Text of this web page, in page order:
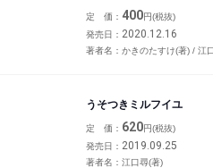
定 価： 400円(税抜)
発売日： 2020.12.16
著者名： かきのたすけ(著) / 江
うそつきミルフイユ
定 価： 620円(税抜)
発売日： 2019.09.25
著者名： 江口尋(著)